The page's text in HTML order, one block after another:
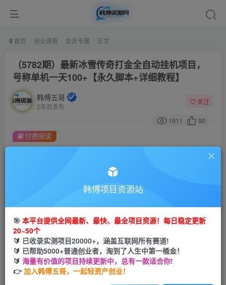
首页 创业课程 会员专属 正文
（5782期）最新冰雪传奇打金全自动挂机项目，
号称单机一天100+【永久脚本+详细教程】
韩傅五哥
2年前发布
关注
1911 90
会员专属资源
您暂无购买权限，请先开通会员
开通会员
付费阅读
韩傅项目资源站
🎯 本平台提供全网最新、最快、最全项目资源！每日稳定更新
20~50个
🔰 已收录实测项目20000+，涵盖互联网所有赛道!
🔰 已帮助5000+普通创业者，淘到了人生中第一桶金！
🔰 海量有价值的项目持续更新中，总有一款适合你!
👉加入韩傅五哥，一起轻资产创业！